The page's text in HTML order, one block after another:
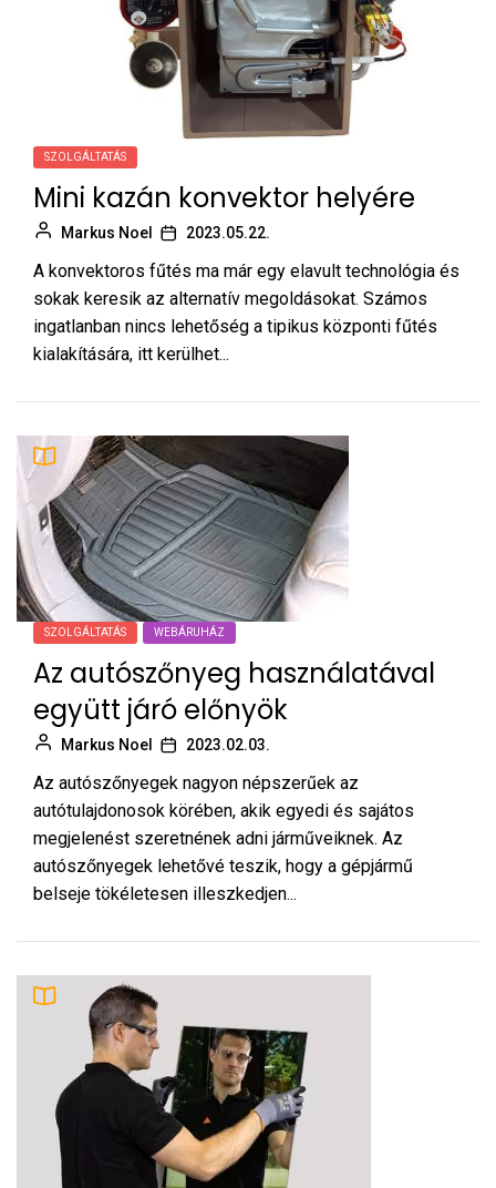
SZOLGÁLTATÁS
Mini kazán konvektor helyére
Markus Noel 2023.05.22.
A konvektoros fűtés ma már egy elavult technológia és
sokak keresik az alternatív megoldásokat. Számos
ingatlanban nincs lehetőség a tipikus központi fűtés
kialakítására, itt kerülhet...
SZOLGÁLTATÁS WEBÁRUHÁZ
Az autószőnyeg használatával
együtt járó előnyök
Markus Noel 2023.02.03.
Az autószőnyegek nagyon népszerűek az
autótulajdonosok körében, akik egyedi és sajátos
megjelenést szeretnének adni járműveiknek. Az
autószőnyegek lehetővé teszik, hogy a gépjármű
belseje tökéletesen illeszkedjen...